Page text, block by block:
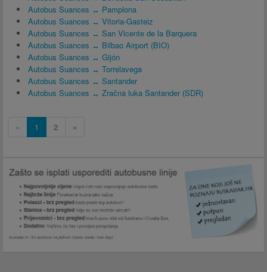
Autobus Suances ↔ Pamplona
Autobus Suances ↔ Vitoria-Gasteiz
Autobus Suances ↔ San Vicente de la Barquera
Autobus Suances ↔ Bilbao Airport (BIO)
Autobus Suances ↔ Gijón
Autobus Suances ↔ Torrelavega
Autobus Suances ↔ Santander
Autobus Suances ↔ Zračna luka Santander (SDR)
« 1 2 »